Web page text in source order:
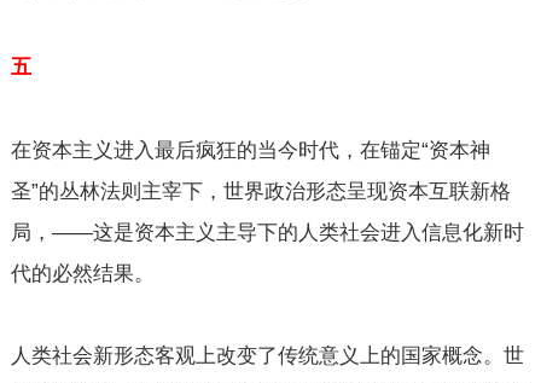
五
在资本主义进入最后疯狂的当今时代，在锚定“资本神
圣”的丛林法则主宰下，世界政治形态呈现资本互联新格
局，——这是资本主义主导下的人类社会进入信息化新时
代的必然结果。
人类社会新形态客观上改变了传统意义上的国家概念。世